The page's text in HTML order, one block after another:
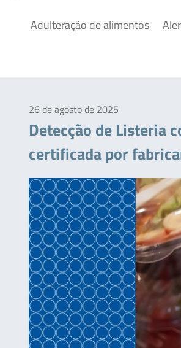
Adulteração de alimentos
26 de agosto de 2025
Detecção de Listeria
certificada por